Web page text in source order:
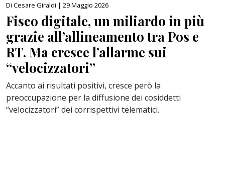
Di Cesare Giraldi | 29 Maggio 2026
Fisco digitale, un miliardo in più
grazie all’allineamento tra Pos e
RT. Ma cresce l’allarme sui
“velocizzatori”
Accanto ai risultati positivi, cresce però la
preoccupazione per la diffusione dei cosiddetti
“velocizzatori” dei corrispettivi telematici.